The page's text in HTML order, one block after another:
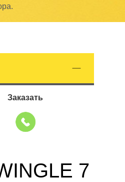
Заказать
7